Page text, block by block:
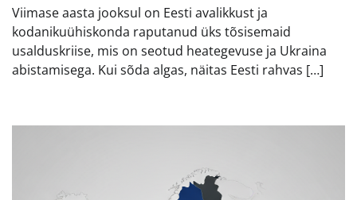
Viimase aasta jooksul on Eesti avalikkust ja
kodanikuühiskonda raputanud üks tõsisemaid
usalduskriise, mis on seotud heategevuse ja Ukraina
abistamisega. Kui sõda algas, näitas Eesti rahvas […]